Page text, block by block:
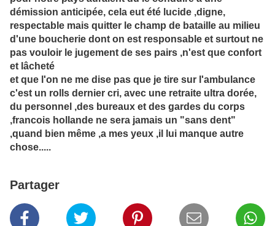
démission anticipée, cela eut été lucide ,digne,
respectable mais quitter le champ de bataille au milieu
d'une boucherie dont on est responsable et surtout ne
pas vouloir le jugement de ses pairs ,n'est que confort
et lâcheté
et que l'on ne me dise pas que je tire sur l'ambulance
c'est un rolls dernier cri, avec une retraite ultra dorée,
du personnel ,des bureaux et des gardes du corps
,francois hollande ne sera jamais un "sans dent"
,quand bien même ,a mes yeux ,il lui manque autre
chose.....
Partager